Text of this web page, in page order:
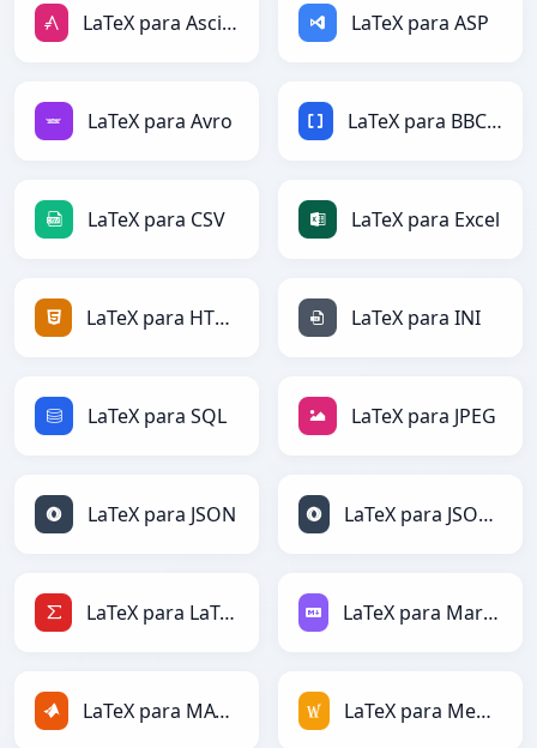
LaTeX para AsciiDoc LaTeX para ASP
LaTeX para Avro LaTeX para BBCode
LaTeX para CSV LaTeX para Excel
LaTeX para HTML LaTeX para INI
LaTeX para SQL LaTeX para JPEG
LaTeX para JSON LaTeX para JSONLines
LaTeX para LaTeX LaTeX para Markdown
LaTeX para MATLAB LaTeX para MediaWiki